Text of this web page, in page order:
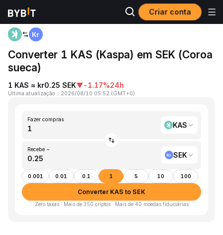
Criar conta
Página inicial
Converter 1 KAS (Kaspa) em SEK (Coroa
sueca)
1 KAS ≈ kr0.25 SEK▼-1.17%24h
Última atualização ： 2026/08/10 05:52 (GMT+0)
Fazer compras
KAS
Recebe ~
SEK
0.001 0.01 0.1 1 5 10 100
Converter KAS to SEK
Zero taxas · Mais de 350 criptos · Mais de 40 moedas fiduciárias